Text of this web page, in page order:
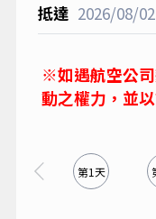
2026/08/02
※如遇航空公
動之權力，並
第1天